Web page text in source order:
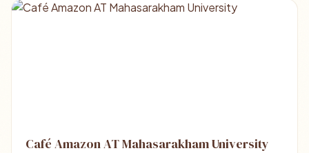
Café Amazon AT Mahasarakham University